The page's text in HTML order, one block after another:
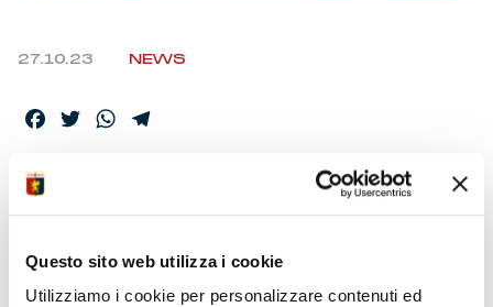
Questo sito web utilizza i cookie
Utilizziamo i cookie per personalizzare contenuti ed
27.10.23 NEWS
Facebook
TwitterWhatsApp
ELENCO CONVOCATI,
RAMON TURONE
ALLO STADIO